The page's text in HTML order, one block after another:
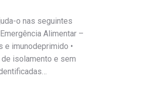
o nas seguintes
Alimentar –
e imunodeprimido •
isolamento e sem